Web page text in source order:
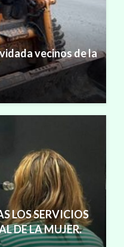
vecinos de la
LOS SERVICIOS
DE LA MUJER.